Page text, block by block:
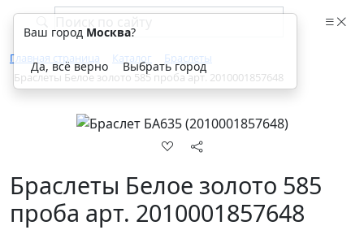
Главная страница Каталог
Браслеты
Браслеты Белое золото 585 проба арт. 2010001857648
Браслеты Белое золото 585
проба арт. 2010001857648
Ваш город Москва?
Да, всё верно Выбрать город